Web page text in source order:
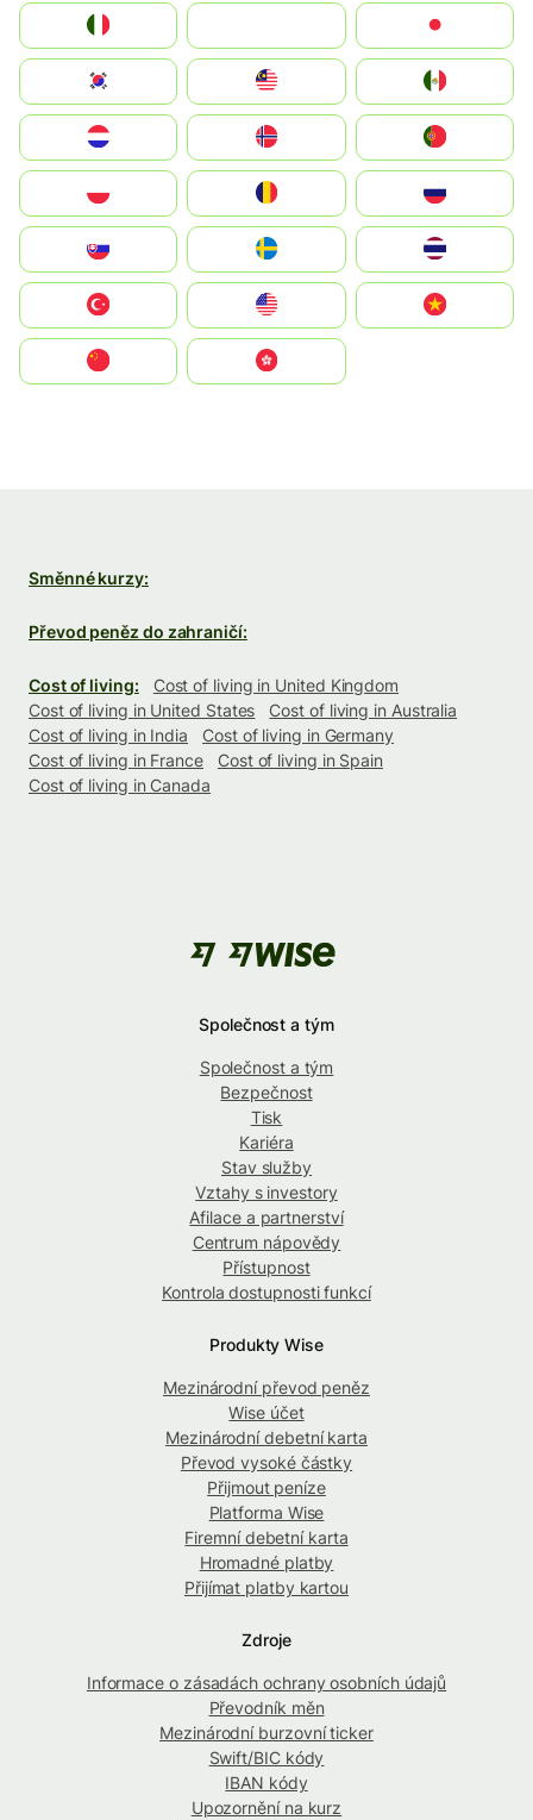
South Korea
United States
中國香港特別行政區
Směnné kurzy:
Převod peněz do zahraničí:
Cost of living:
Cost of living in United Kingdom
Cost of living in United States
Cost of living in Australia
Cost of living in India
Cost of living in Germany
Cost of living in France
Cost of living in Spain
Cost of living in Canada
Společnost a tým
Společnost a tým
Bezpečnost
Tisk
Kariéra
Stav služby
Vztahy s investory
Afilace a partnerství
Centrum nápovědy
Přístupnost
Kontrola dostupnosti funkcí
Produkty Wise
Mezinárodní převod peněz
Wise účet
Mezinárodní debetní karta
Převod vysoké částky
Přijmout peníze
Platforma Wise
Firemní debetní karta
Hromadné platby
Přijímat platby kartou
Zdroje
Informace o zásadách ochrany osobních údajů
Převodník měn
Mezinárodní burzovní ticker
Swift/BIC kódy
IBAN kódy
Upozornění na kurz